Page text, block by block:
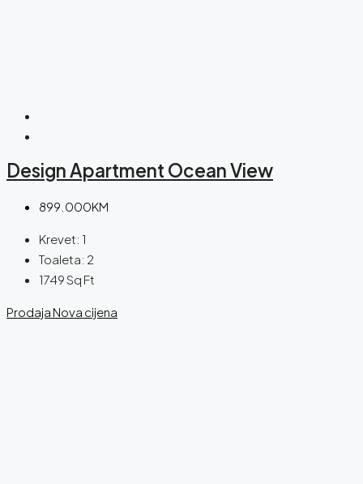
Design Apartment Ocean View
899.000KM
Krevet: 1
Toaleta: 2
1749Sq Ft
Prodaja Nova cijena